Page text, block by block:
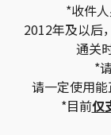
*收件人
2012年及以后
通关
*
请一定使用能
*目前仅